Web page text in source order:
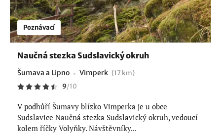
Poznávací
Naučná stezka Sudslavický okruh
Šumava a Lipno Vimperk (17 km)
9/10
V podhůří Šumavy blízko Vimperka je u obce
Sudslavice Naučná stezka Sudslavický okruh, vedoucí
kolem říčky Volyňky. Návštěvníky...